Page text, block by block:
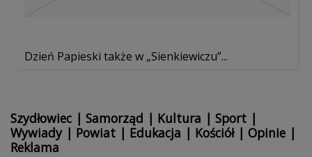
Dzień Papieski także w „Sienkiewiczu”...
Szydłowiec | Samorząd | Kultura | Sport |
Wywiady| Powiat | Edukacja | Kościół| Opinie |
Reklama